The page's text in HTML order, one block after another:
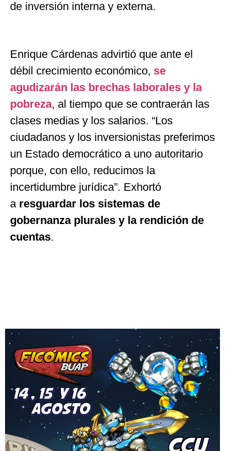
de inversión interna y externa.
Enrique Cárdenas advirtió que ante el
débil crecimiento económico, se
agudizarán las brechas laborales y la
pobreza, al tiempo que se contraerán las
clases medias y los salarios. “Los
ciudadanos y los inversionistas preferimos
un Estado democrático a uno autoritario
porque, con ello, reducimos la
incertidumbre jurídica”. Exhortó
a resguardar los sistemas de
gobernanza plurales y la rendición de
cuentas.